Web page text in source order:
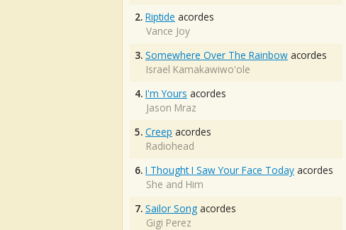
2. Riptide acordes
Vance Joy
3. Somewhere Over The Rainbow acordes
Israel Kamakawiwo'ole
4. I'm Yours acordes
Jason Mraz
5. Creep acordes
Radiohead
6. I Thought I Saw Your Face Today acordes
She and Him
7. Sailor Song acordes
Gigi Perez